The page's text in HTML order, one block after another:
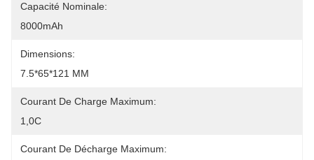
Capacité Nominale:
8000mAh
Dimensions:
7.5*65*121 MM
Courant De Charge Maximum:
1,0C
Courant De Décharge Maximum: